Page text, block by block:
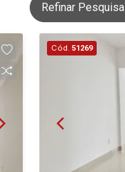
Refinar Pesquisa
Cód. 51269